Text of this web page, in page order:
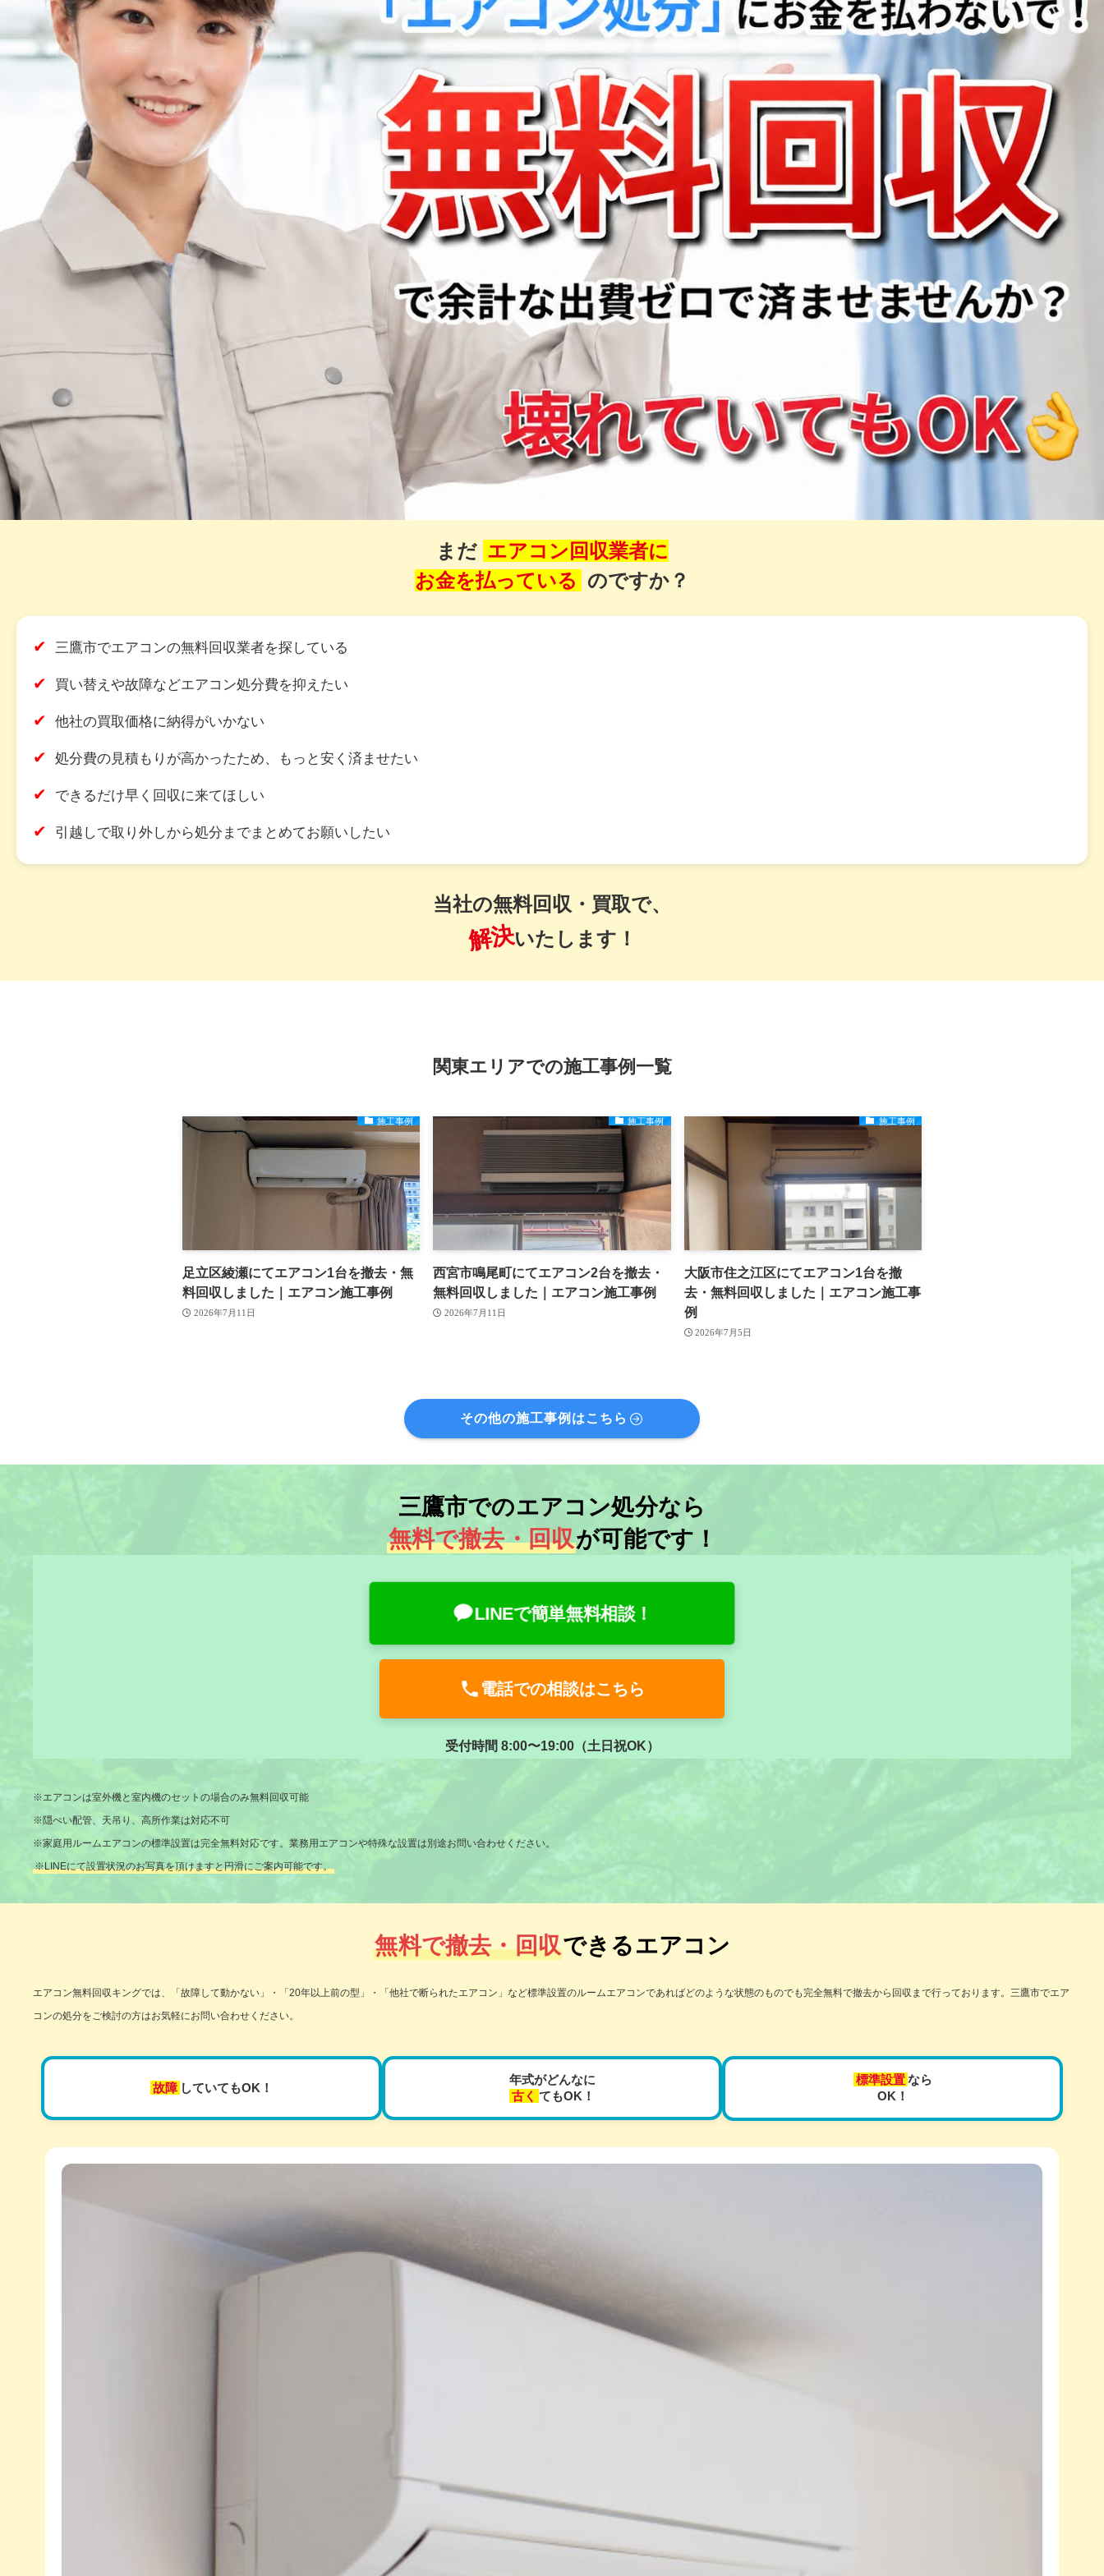
まだ エアコン回収業者に
お金を払っている のですか？
✔ 三鷹市でエアコンの無料回収業者を探している
✔ 買い替えや故障などエアコン処分費を抑えたい
✔ 他社の買取価格に納得がいかない
✔ 処分費の見積もりが高かったため、もっと安く済ませたい
✔ できるだけ早く回収に来てほしい
✔ 引越しで取り外しから処分までまとめてお願いしたい
当社の無料回収・買取で、
解決いたします！
関東エリアでの施工事例一覧
施工事例
足立区綾瀬にてエアコン1台を撤去・無
料回収しました｜エアコン施工事例
2026年7月11日
施工事例
西宮市鳴尾町にてエアコン2台を撤去・
無料回収しました｜エアコン施工事例
2026年7月11日
施工事例
大阪市住之江区にてエアコン1台を撤
去・無料回収しました｜エアコン施工事
例
2026年7月5日
その他の施工事例はこちら
三鷹市でのエアコン処分なら
無料で撤去・回収が可能です！
LINEで簡単無料相談！
電話での相談はこちら
受付時間 8:00〜19:00（土日祝OK）
※エアコンは室外機と室内機のセットの場合のみ無料回収可能
※隠ぺい配管、天吊り、高所作業は対応不可
※家庭用ルームエアコンの標準設置は完全無料対応です。業務用エアコンや特殊な設置は別途お問い合わせください。
※LINEにて設置状況のお写真を頂けますと円滑にご案内可能です。
無料で撤去・回収できるエアコン
エアコン無料回収キングでは、「故障して動かない」・「20年以上前の型」・「他社で断られたエアコン」など標準設置のルームエアコンであればどのような状態のものでも完全無料で撤去から回収まで行っております。三鷹市でエア
コンの処分をご検討の方はお気軽にお問い合わせください。
故障 していてもOK！
年式がどんなに
古く てもOK！
標準設置なら
OK！